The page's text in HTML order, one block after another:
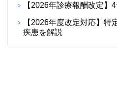
【2026年診療報酬改定】
【2026年度改定対応】特
疾患を解説